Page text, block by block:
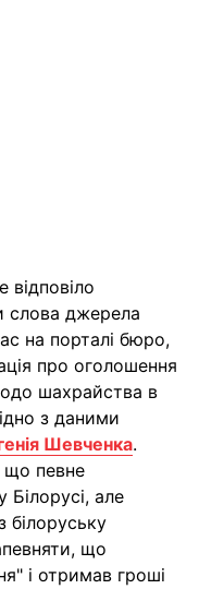
відповіло
слова джерела
на порталі бюро,
про оголошення
шахрайства в
з даними
Шевченка.
що певне
але
білоруську
що
і отримав гроші